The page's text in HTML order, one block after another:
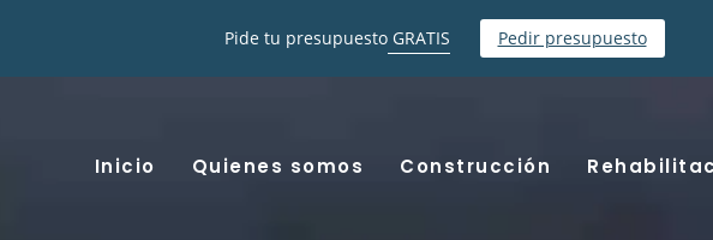
Pide tu presupuestoGRATIS Pedir presupuesto
Inicio Quienes somos Construcción